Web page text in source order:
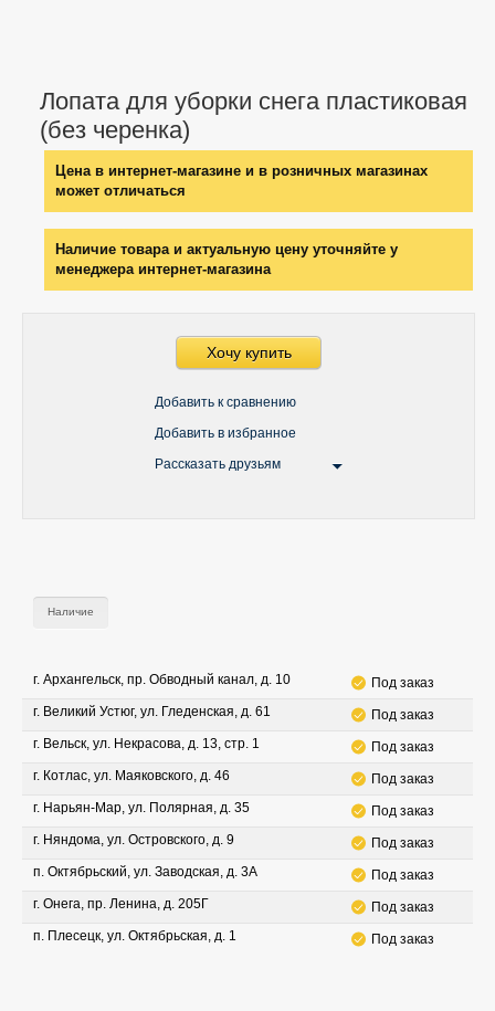
Лопата для уборки снега пластиковая
(без черенка)
Цена в интернет-магазине и в розничных магазинах
может отличаться
Наличие товара и актуальную цену уточняйте у
менеджера интернет-магазина
Хочу купить
Добавить к сравнению
Добавить в избранное
Рассказать друзьям
Наличие
г. Архангельск, пр. Обводный канал, д. 10
Под заказ
г. Великий Устюг, ул. Гледенская, д. 61
Под заказ
г. Вельск, ул. Некрасова, д. 13, стр. 1
Под заказ
г. Котлас, ул. Маяковского, д. 46
Под заказ
г. Нарьян-Мар, ул. Полярная, д. 35
Под заказ
г. Няндома, ул. Островского, д. 9
Под заказ
п. Октябрьский, ул. Заводская, д. 3А
Под заказ
г. Онега, пр. Ленина, д. 205Г
Под заказ
п. Плесецк, ул. Октябрьская, д. 1
Под заказ